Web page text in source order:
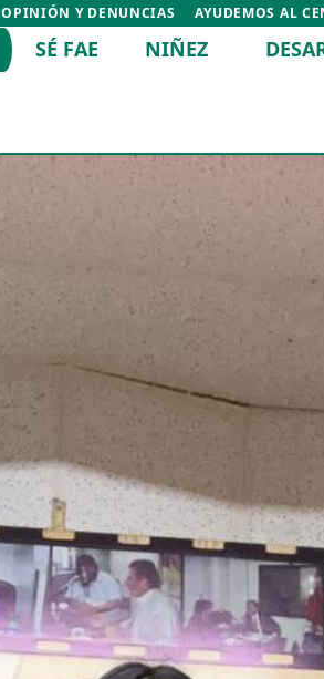
OPINIÓN Y DENUNCIAS AYUDEMOS AL
SÉ FAE NIÑEZ